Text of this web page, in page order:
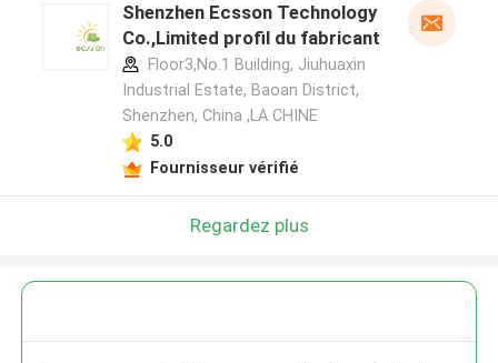
Shenzhen Ecsson Technology
Co.,Limited profil du fabricant
Floor3,No.1 Building, Jiuhuaxin
Industrial Estate, Baoan District,
Shenzhen, China ,LA CHINE
5.0
Fournisseur vérifié
Regardez plus